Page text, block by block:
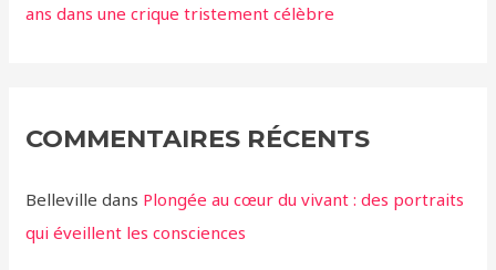
ans dans une crique tristement célèbre
COMMENTAIRES RÉCENTS
Belleville dans Plongée au cœur du vivant : des portraits
qui éveillent les consciences